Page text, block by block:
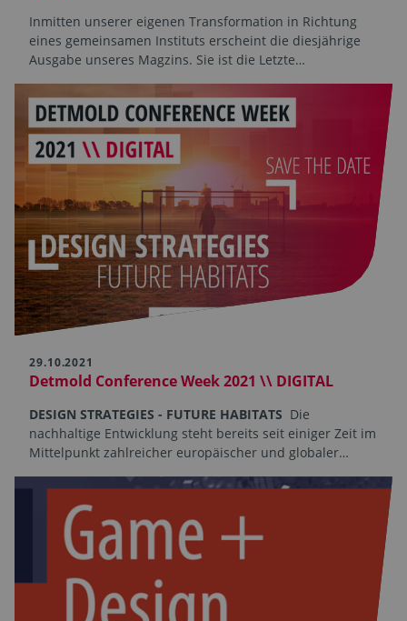
Inmitten unserer eigenen Transformation in Richtung
eines gemeinsamen Instituts erscheint die diesjährige
Ausgabe unseres Magzins. Sie ist die Letzte…
29.10.2021
Detmold Conference Week 2021 \\ DIGITAL
DESIGN STRATEGIES - FUTURE HABITATS Die
nachhaltige Entwicklung steht bereits seit einiger Zeit im
Mittelpunkt zahlreicher europäischer und globaler…